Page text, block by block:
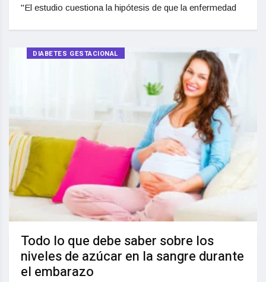
"El estudio cuestiona la hipótesis de que la enfermedad
DIABETES GESTACIONAL
Todo lo que debe saber sobre los
niveles de azúcar en la sangre durante
el embarazo